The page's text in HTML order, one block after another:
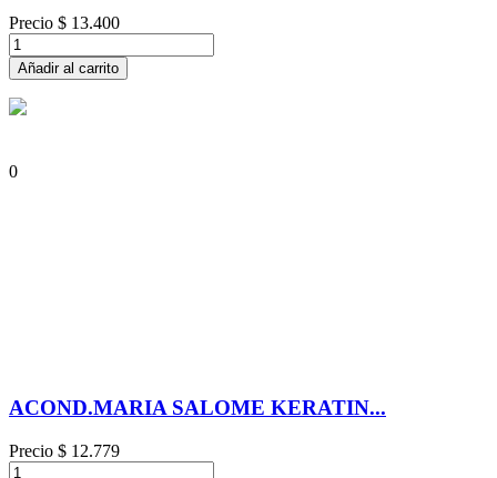
Precio $ 13.400
Añadir al carrito
0
ACOND.MARIA SALOME KERATIN...
Precio $ 12.779